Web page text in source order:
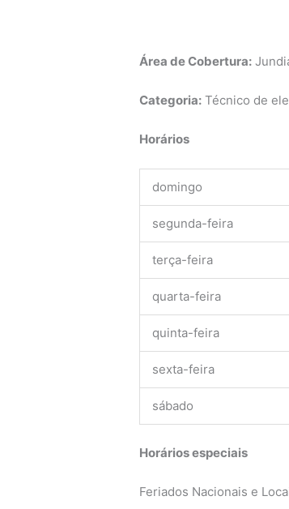
Área de Cobertura:
Categoria: Técnico de
Horários
domingo
segunda-feira
terça-feira
quarta-feira
quinta-feira
sexta-feira
sábado
Horários especiais
Feriados Nacionais e